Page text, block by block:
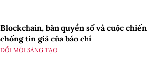
Blockchain, bản quyền số và cuộc chiến
chống tin giả của báo chí
ĐỔI MỚI SÁNG TẠO